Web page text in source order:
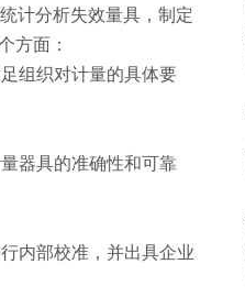
计分析失效量具，制定
方面：
组织对计量的具体要
器具的准确性和可靠
内部校准，并出具企业